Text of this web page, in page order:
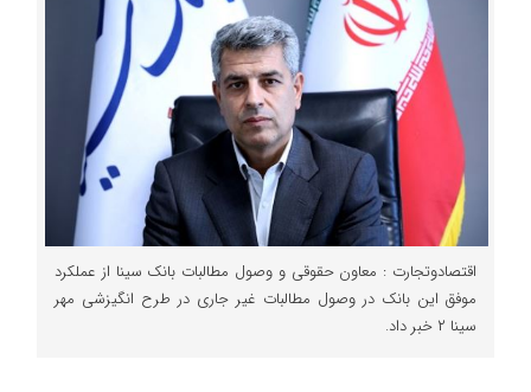
اقتصادوتجارت : معاون حقوقی و وصول مطالبات بانک سینا از عملکرد
موفق این بانک در وصول مطالبات غیر جاری در طرح انگیزشی مهر
سینا ۲ خبر داد.